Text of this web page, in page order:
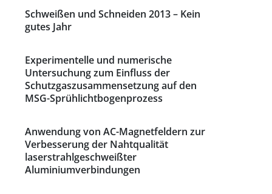
Schweißen und Schneiden 2013 – Kein
gutes Jahr
Experimentelle und numerische
Untersuchung zum Einfluss der
Schutzgaszusammensetzung auf den
MSG-Sprühlichtbogenprozess
Anwendung von AC-Magnetfeldern zur
Verbesserung der Nahtqualität
laserstrahlgeschweißter
Aluminiumverbindungen